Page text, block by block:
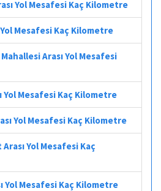
Yol Mesafesi Kaç Kilometre
Yol Mesafesi Kaç Kilometre
Arası Yol Mesafesi
Yol Mesafesi Kaç Kilometre
Yol Mesafesi Kaç Kilometre
Yol Mesafesi Kaç
Yol Mesafesi Kaç Kilometre